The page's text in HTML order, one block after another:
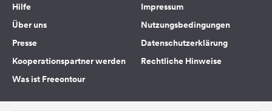
Hilfe
Über uns
Presse
Kooperationspartner werden
Was ist Freeontour
Impressum
Nutzungsbedingungen
Datenschutzerklärung
Rechtliche Hinweise
FREEONTOUR APPS